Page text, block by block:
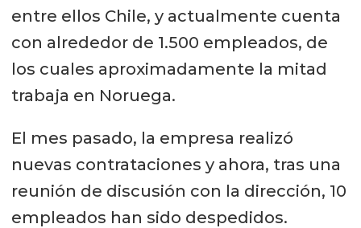
entre ellos Chile, y actualmente cuenta
con alrededor de 1.500 empleados, de
los cuales aproximadamente la mitad
trabaja en Noruega.
El mes pasado, la empresa realizó
nuevas contrataciones y ahora, tras una
reunión de discusión con la dirección, 10
empleados han sido despedidos.